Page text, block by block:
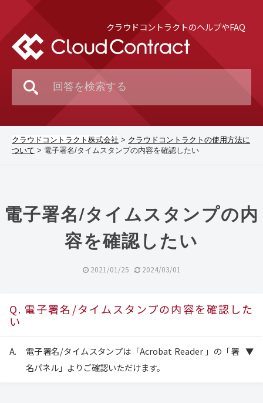
クラウドコントラクトのヘルプやFAQ
クラウドコントラクト株式会社 > クラウドコントラクトの使用方法に
ついて > 電子署名/タイムスタンプの内容を確認したい
電子署名/タイムスタンプの内
容を確認したい
2021/01/25 2024/03/01
電子署名/タイムスタンプの内容を確認した
い
電子署名/タイムスタンプは「Acrobat Reader 」の「署
名パネル」よりご確認いただけます。